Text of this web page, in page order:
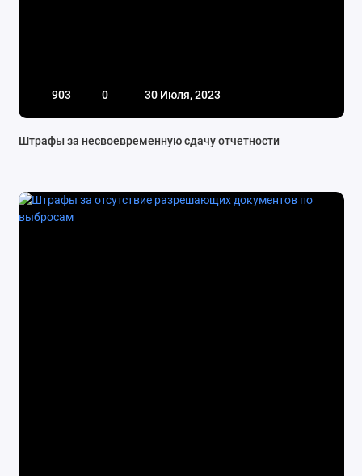
903 0 30 Июля, 2023
Штрафы за несвоевременную сдачу отчетности